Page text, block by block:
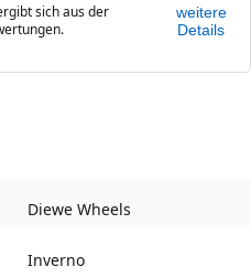
sich aus der
weitere
Details
Diewe Wheels
Inverno